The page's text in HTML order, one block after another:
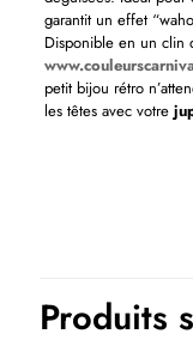
garantit un effet
Disponible en un clin
petit bijou rétro
les têtes avec votre
Produits